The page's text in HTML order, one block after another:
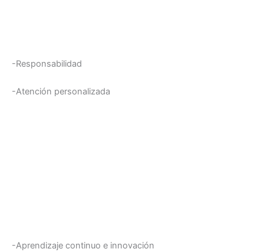
-Responsabilidad
-Atención personalizada
-Aprendizaje continuo e innovación